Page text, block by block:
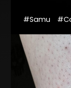
#Samu